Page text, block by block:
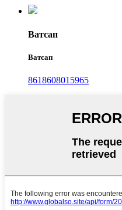
Ватсап
Ватсап
8618608015965